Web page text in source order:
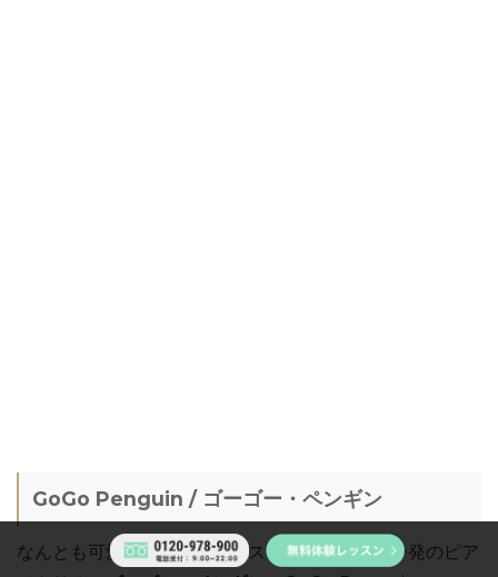
GoGo Penguin / ゴーゴー・ペンギン
なんとも可愛い名前のイギリス・マンチェスター発のピア